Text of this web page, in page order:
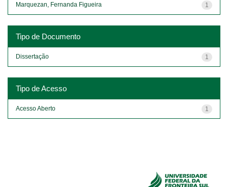
1
Marquezan, Fernanda Figueira
Tipo de Documento
1
Dissertação
Tipo de Acesso
1
Acesso Aberto